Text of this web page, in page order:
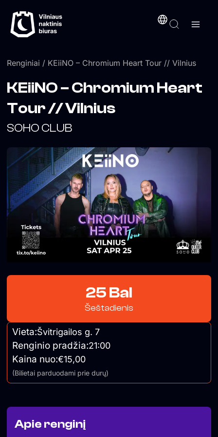
prie
turinio
Renginiai / KEiiNO – Chromium Heart Tour // Vilnius
Apie renginį
KEiiNO – Chromium Heart
Tour // Vilnius
SOHO CLUB
25 Bal
Šeštadienis
Vieta:Švitrigailos g. 7
Renginio pradžia:21:00
Kaina nuo:€15,00
(Bilietai parduodami prie durų)